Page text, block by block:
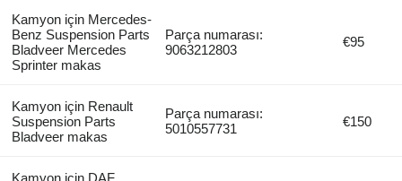
Kamyon için Mercedes-
Benz Suspension Parts
Bladveer Mercedes
Sprinter makas
Parça numarası:
9063212803
€95
Kamyon için Renault
Suspension Parts
Bladveer makas
Parça numarası:
5010557731
€150